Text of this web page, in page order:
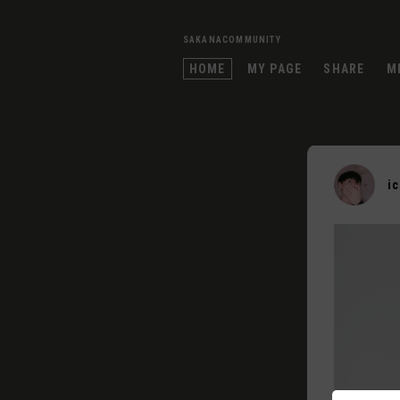
SAKANACOMMUNITY
HOME MY PAGE SHARE